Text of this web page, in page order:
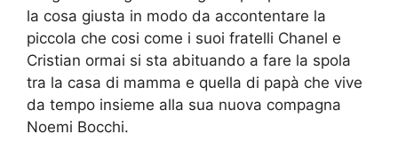
la cosa giusta in modo da accontentare la
piccola che cosi come i suoi fratelli Chanel e
Cristian ormai si sta abituando a fare la spola
tra la casa di mamma e quella di papà che vive
da tempo insieme alla sua nuova compagna
Noemi Bocchi.